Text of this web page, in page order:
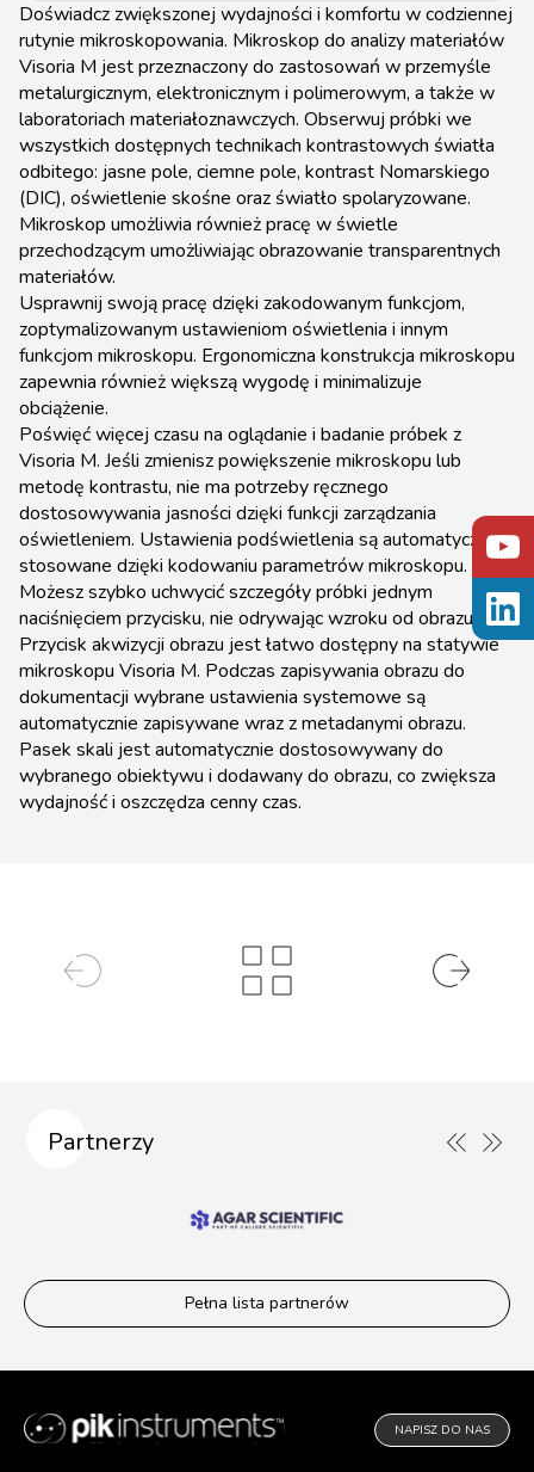
Doświadcz zwiększonej wydajności i komfortu w codziennej
rutynie mikroskopowania. Mikroskop do analizy materiałów
Visoria M jest przeznaczony do zastosowań w przemyśle
metalurgicznym, elektronicznym i polimerowym, a także w
laboratoriach materiałoznawczych. Obserwuj próbki we
wszystkich dostępnych technikach kontrastowych światła
odbitego: jasne pole, ciemne pole, kontrast Nomarskiego
(DIC), oświetlenie skośne oraz światło spolaryzowane.
Mikroskop umożliwia również pracę w świetle
przechodzącym umożliwiając obrazowanie transparentnych
materiałów.
Usprawnij swoją pracę dzięki zakodowanym funkcjom,
zoptymalizowanym ustawieniom oświetlenia i innym
funkcjom mikroskopu. Ergonomiczna konstrukcja mikroskopu
zapewnia również większą wygodę i minimalizuje
obciążenie.
Poświęć więcej czasu na oglądanie i badanie próbek z
Visoria M. Jeśli zmienisz powiększenie mikroskopu lub
metodę kontrastu, nie ma potrzeby ręcznego
dostosowywania jasności dzięki funkcji zarządzania
oświetleniem. Ustawienia podświetlenia są automatycznie
stosowane dzięki kodowaniu parametrów mikroskopu.
Możesz szybko uchwycić szczegóły próbki jednym
naciśnięciem przycisku, nie odrywając wzroku od obrazu.
Przycisk akwizycji obrazu jest łatwo dostępny na statywie
mikroskopu Visoria M. Podczas zapisywania obrazu do
dokumentacji wybrane ustawienia systemowe są
automatycznie zapisywane wraz z metadanymi obrazu.
Pasek skali jest automatycznie dostosowywany do
wybranego obiektywu i dodawany do obrazu, co zwiększa
wydajność i oszczędza cenny czas.
Partnerzy
Pełna lista partnerów
NAPISZ DO NAS